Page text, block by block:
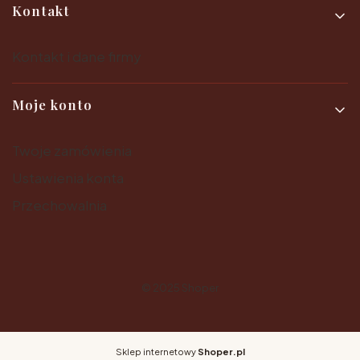
Kontakt
Moje konto
Sklep internetowy Shoper.pl